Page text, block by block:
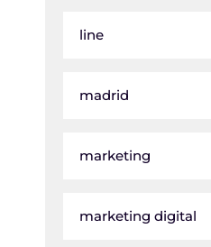
line
madrid
marketing
marketing digital